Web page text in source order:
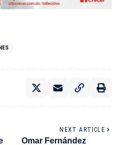
NEXT ARTICLE
Omar Fernández